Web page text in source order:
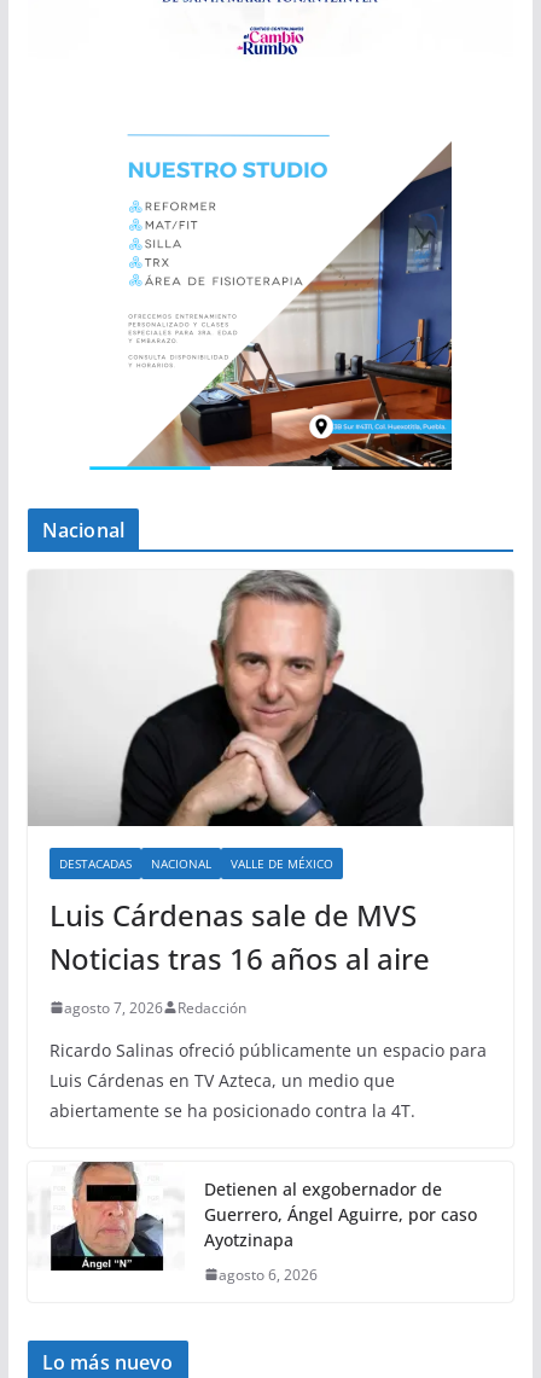
Nacional
DESTACADAS NACIONAL VALLE DE MÉXICO
Luis Cárdenas sale de MVS
Noticias tras 16 años al aire
agosto 7, 2026 Redacción
Ricardo Salinas ofreció públicamente un espacio para
Luis Cárdenas en TV Azteca, un medio que
abiertamente se ha posicionado contra la 4T.
Detienen al exgobernador de
Guerrero, Ángel Aguirre, por caso
Ayotzinapa
agosto 6, 2026
Lo más nuevo